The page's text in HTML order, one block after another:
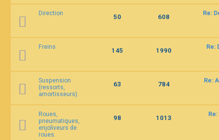
Direction 50 608 Re:
Freins 145 1990 Re:
Suspension
(ressorts,
amortisseurs).
63 784 Re:
Roues,
pneumatiques,
enjoliveurs de
roues.
98 1013